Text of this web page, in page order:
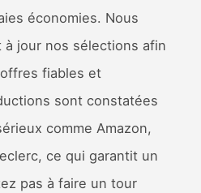
économies. Nous
jour nos sélections afin
fiables et
sont constatées
comme Amazon,
ce qui garantit un
pas à faire un tour